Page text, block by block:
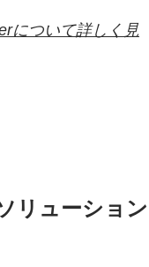
について詳しく見
リューション